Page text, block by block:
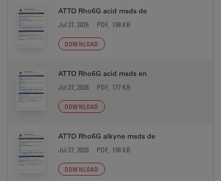
ATTO Rho6G acid msds de
Jul 27, 2026 PDF, 198 KB
DOWNLOAD
ATTO Rho6G acid msds en
Jul 27, 2026 PDF, 177 KB
DOWNLOAD
ATTO Rho6G alkyne msds de
Jul 27, 2026 PDF, 198 KB
DOWNLOAD